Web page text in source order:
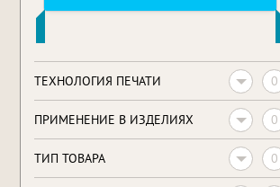
ТЕХНОЛОГИЯ ПЕЧАТИ 0
ПРИМЕНЕНИЕ В ИЗДЕЛИЯХ 0
ТИП ТОВАРА 0